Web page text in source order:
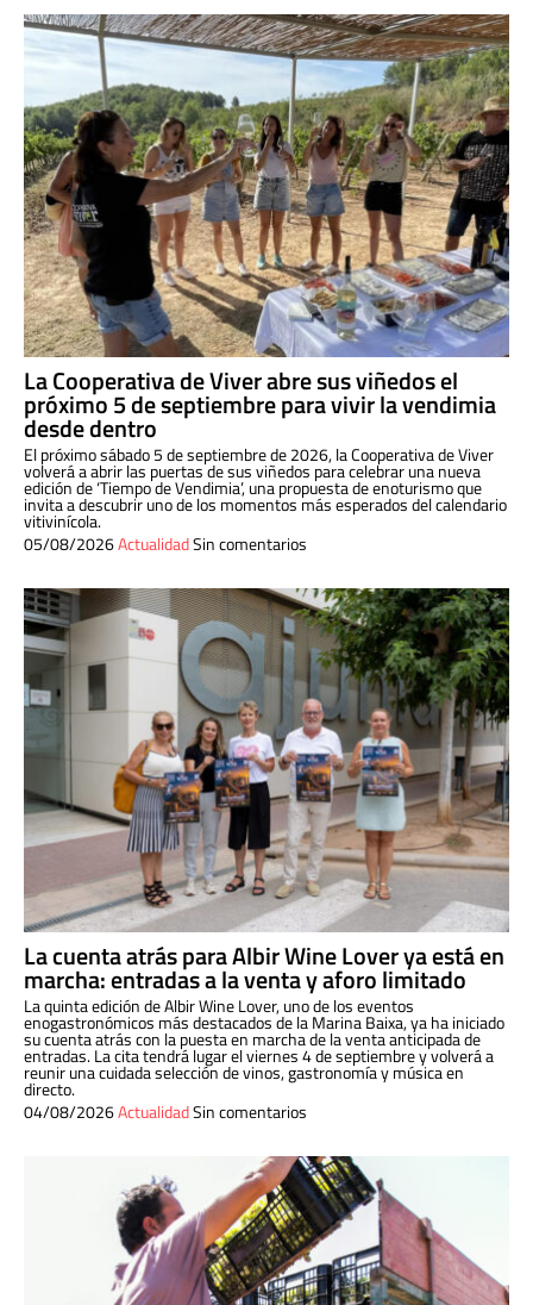
La Cooperativa de Viver abre sus viñedos el
próximo 5 de septiembre para vivir la vendimia
desde dentro
El próximo sábado 5 de septiembre de 2026, la Cooperativa de Viver
volverá a abrir las puertas de sus viñedos para celebrar una nueva
edición de ‘Tiempo de Vendimia’, una propuesta de enoturismo que
invita a descubrir uno de los momentos más esperados del calendario
vitivinícola.
05/08/2026ActualidadSin comentarios
La cuenta atrás para Albir Wine Lover ya está en
marcha: entradas a la venta y aforo limitado
La quinta edición de Albir Wine Lover, uno de los eventos
enogastronómicos más destacados de la Marina Baixa, ya ha iniciado
su cuenta atrás con la puesta en marcha de la venta anticipada de
entradas. La cita tendrá lugar el viernes 4 de septiembre y volverá a
reunir una cuidada selección de vinos, gastronomía y música en
directo.
04/08/2026ActualidadSin comentarios